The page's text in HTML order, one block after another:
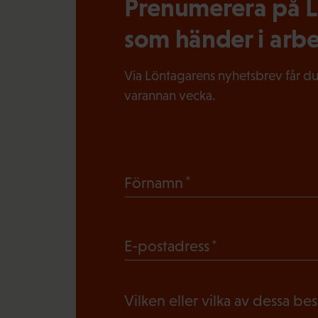
Prenumerera på
som händer i
Via Löntagarens nyhetsbrev får
varannan vecka.
Förnamn
l
g
E-postadress
Vilken eller vilka av dessa